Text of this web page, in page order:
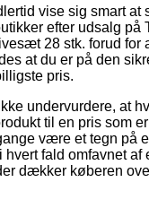
vise sig smart at
efter udsalg på
28 stk. forud for
at du er på den
pris.
undervurdere, at
til en pris som
være et tegn på
hvert fald omfavnet af
dækker køberen